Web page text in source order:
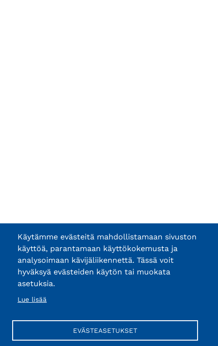
Käytämme evästeitä mahdollistamaan sivuston
käyttöä, parantamaan käyttökokemusta ja
analysoimaan kävijäliikennettä. Tässä voit
hyväksyä evästeiden käytön tai muokata
asetuksia.
Lue lisää
EVÄSTEASETUKSET